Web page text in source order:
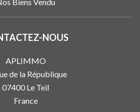
NOUS
APLIMMO
de la République
07400 Le Teil
France